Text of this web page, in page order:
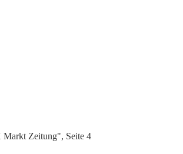
Zeitung", Seite 4